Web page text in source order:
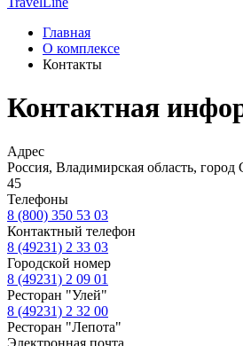
Главная
О комплексе
Контакты
Контактная
Адрес
Россия, Владимирская область, город
45
Телефоны
8 (800) 350 53 03
Контактный телефон
8 (49231) 2 33 03
Городской номер
8 (49231) 2 09 01
Ресторан "Улей"
8 (49231) 2 32 00
Ресторан "Лепота"
Электронная почта